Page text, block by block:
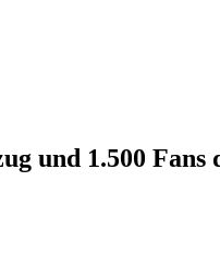
und 1.500